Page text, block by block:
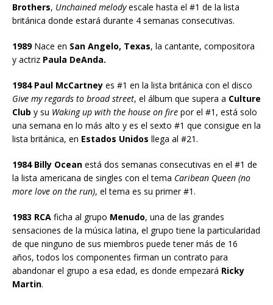
Brothers, Unchained melodyescale hasta el #1 de la lista
británica donde estará durante 4 semanas consecutivas.
1989Nace en San Angelo, Texas, la cantante, compositora
y actriz Paula DeAnda.
1984 Paul McCartney es #1 en la lista británica con el disco
Give my regards to broad street, el álbum que supera a Culture
Club y su Waking up with the house on fire por el #1, está solo
una semana en lo más alto y es el sexto #1 que consigue en la
lista británica, en Estados Unidos llega al #21.
1984 Billy Ocean está dos semanas consecutivas en el #1 de
la lista americana de singles con el tema Caribean Queen (no
more love on the run), el tema es su primer #1.
1983 RCA ficha al grupo Menudo, una de las grandes
sensaciones de la música latina, el grupo tiene la particularidad
de que ninguno de sus miembros puede tener más de 16
años, todos los componentes firman un contrato para
abandonar el grupo a esa edad, es donde empezará Ricky
Martin.